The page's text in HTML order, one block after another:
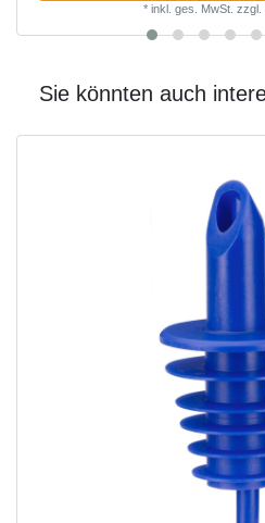
* inkl. ges. MwSt. zzgl.
Sie könnten auch